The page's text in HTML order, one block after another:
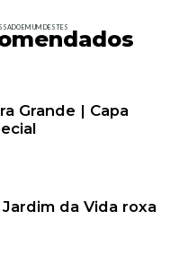
EM UM DESTES
Grande | Capa
da Vida roxa